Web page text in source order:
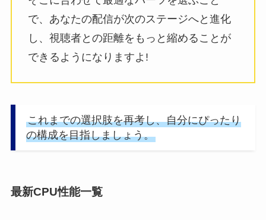
で、あなたの配信が次のステージへと進化
し、視聴者との距離をもっと縮めることが
できるようになりますよ!
これまでの選択肢を再考し、自分にぴったり
の構成を目指しましょう。
最新CPU性能一覧